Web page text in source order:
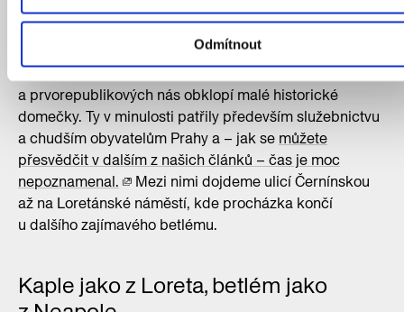
Odmítnout
Evropské i železniční trať na Kladno, ulicí Slunnou
zatočí ke Střešovické vozovně a dále zamíří po
schodech dolů na Nový Svět. Tady se ocitneme v úplně
jiném století: místo staveb moderních
a prvorepublikových nás obklopí malé historické
domečky. Ty v minulosti patřily především služebnictvu
a chudším obyvatelům Prahy a – jak se můžete
přesvědčit v dalším z našich článků – čas je moc
nepoznamenal.
Mezi nimi dojdeme ulicí Černínskou
až na Loretánské náměstí, kde procházka končí
u dalšího zajímavého betlému.
Kaple jako z Loreta, betlém jako